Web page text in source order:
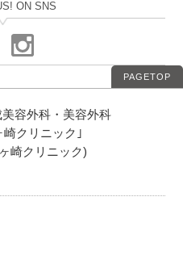
ON SNS
PAGETOP
容外科・美容外科
崎クリニック｣
崎クリニック)